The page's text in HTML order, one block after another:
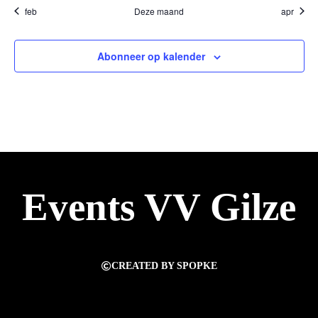
feb Deze maand apr
Abonneer op kalender
Events VV Gilze
CREATED BY SPOPKE